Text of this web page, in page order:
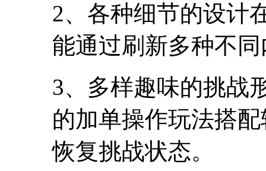
2、各种细节的设计
能通过刷新多种不
3、多样趣味的挑战
的加单操作玩法搭
恢复挑战状态。